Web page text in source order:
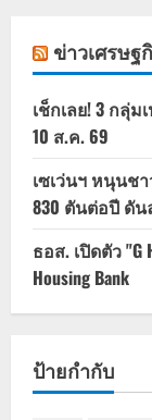
ข่าวเศรษฐ
เช็กเลย! 3 กลุ่
10 ส.ค. 69
เซเว่นฯ หนุนช
830 ตันต่อปี ดั
ธอส. เปิดตัว "G
Housing Bank
ป้ายกำกับ